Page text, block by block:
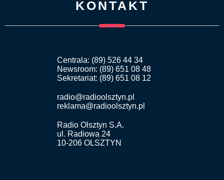
KONTAKT
Centrala: (89) 526 44 34
Newsroom: (89) 651 08 48
Sekretariat: (89) 651 08 12
radio@radioolsztyn.pl
reklama@radioolsztyn.pl
Radio Olsztyn S.A.
ul. Radiowa 24
10-206 OLSZTYN